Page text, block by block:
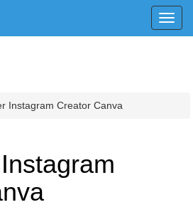
Instagram Creator Canva